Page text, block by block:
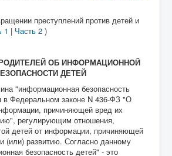
преступлений против детей и
1 | Часть 2 )
ОБ ИНФОРМАЦИОННОЙ
ДЕТЕЙ
"информационная безопасность
в Федеральном законе N 436-ФЗ "О
причиняющей вред их
регулирующим отношения,
детей от информации, причиняющей
(или) развитию. Согласно данному
безопасность детей" - это